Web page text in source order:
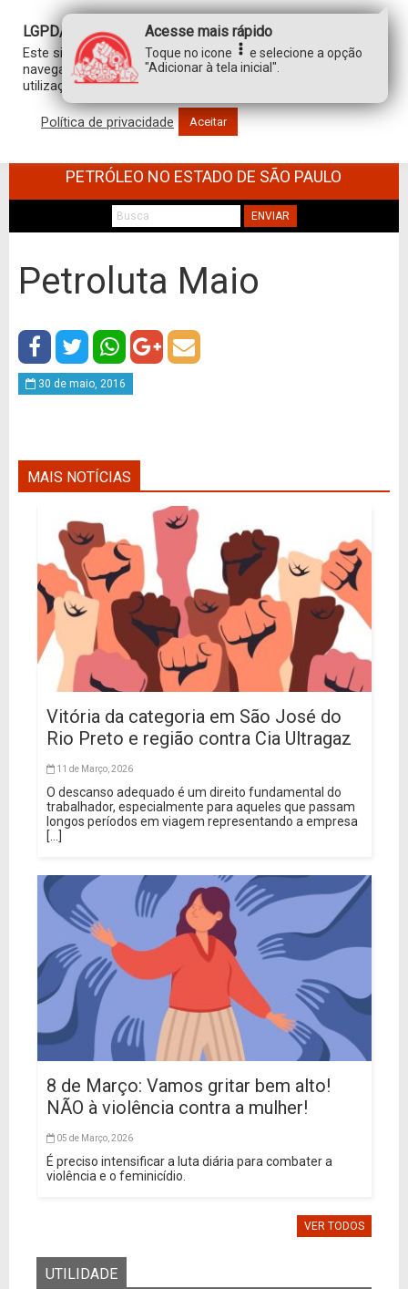
SINDICATO DOS TRABALHADORES NO
PETRÓLEO NO ESTADO DE SÃO PAULO
ENVIAR
Petroluta Maio
30 de maio, 2016
MAIS NOTÍCIAS
Vitória da categoria em São José do
Rio Preto e região contra Cia Ultragaz
11 de Março, 2026
O descanso adequado é um direito fundamental do
trabalhador, especialmente para aqueles que passam
longos períodos em viagem representando a empresa
[...]
8 de Março: Vamos gritar bem alto!
NÃO à violência contra a mulher!
05 de Março, 2026
É preciso intensificar a luta diária para combater a
violência e o feminicídio.
VER TODOS
UTILIDADE
LGPD/GDPR
Este site usa cookies para personalizar sua experiência de
navegação. Ao clicar em “aceitar”, você concorda com a
utilização de TODOS os cookies.
Política de privacidade Aceitar
Acesse mais rápido
Toque no icone
e selecione a opção
"Adicionar à tela inicial".